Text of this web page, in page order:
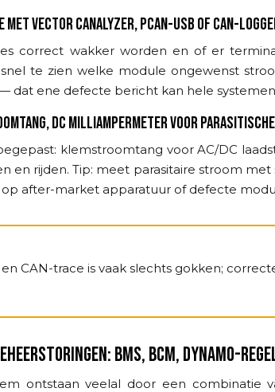
VECTOR CANALYZER, PCAN-USB OF CAN-
correct wakker worden en of er
te zien welke module ongewenst
dat ene defecte bericht kan hele
DC MILLIAMPERMETER VOOR
klemstroomtang voor AC/DC
en rijden. Tip: meet parasitaire stroom
after-market apparatuur of defecte
CAN-trace is vaak slechts gokken;
BMS, BCM, DYNAMO-
ontstaan veelal door een combinatie